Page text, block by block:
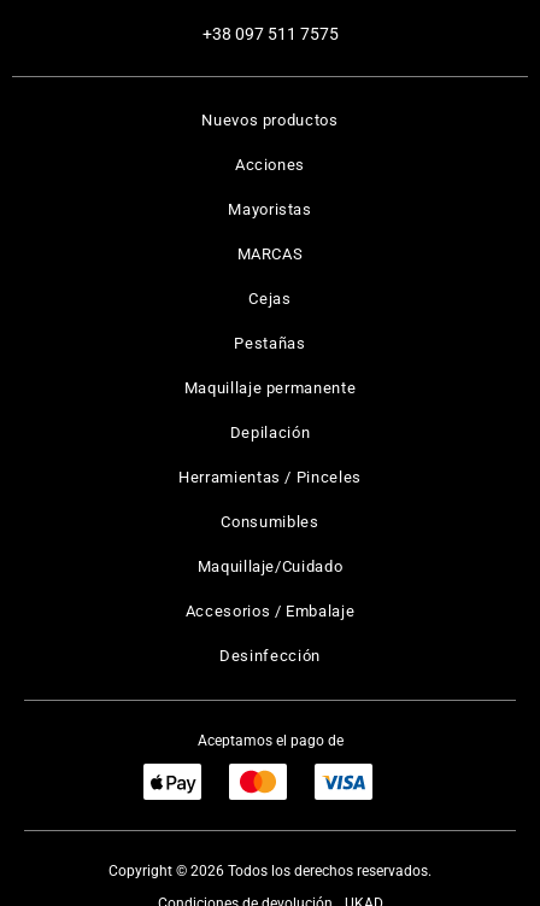
Nuevos productos
Acciones
Mayoristas
MARCAS
Cejas
Pestañas
Maquillaje permanente
Depilación
Herramientas / Pinceles
Consumibles
Maquillaje/Cuidado
Accesorios / Embalaje
Desinfección
+38 097 511 7575
Aceptamos el pago de
Copyright © 2026 Todos los derechos reservados.